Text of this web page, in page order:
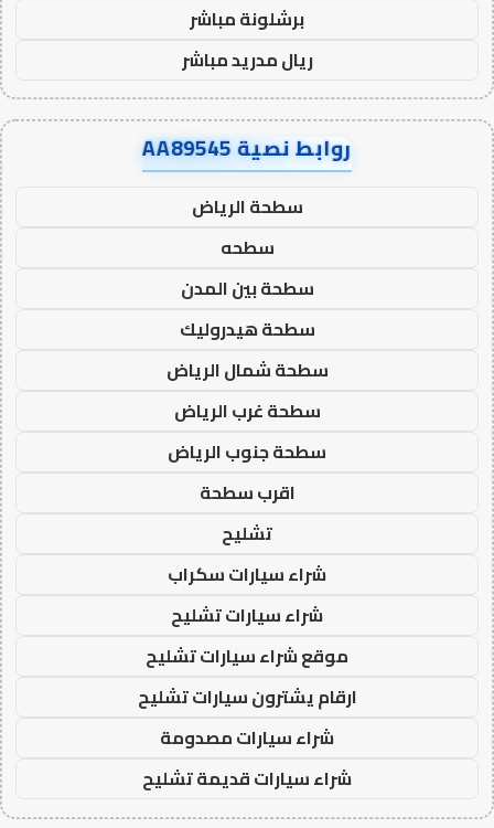
برشلونة مباشر
ريال مدريد مباشر
روابط نصية AA89545
سطحة الرياض
سطحه
سطحة بين المدن
سطحة هيدروليك
سطحة شمال الرياض
سطحة غرب الرياض
سطحة جنوب الرياض
اقرب سطحة
تشليح
شراء سيارات سكراب
شراء سيارات تشليح
موقع شراء سيارات تشليح
ارقام يشترون سيارات تشليح
شراء سيارات مصدومة
شراء سيارات قديمة تشليح